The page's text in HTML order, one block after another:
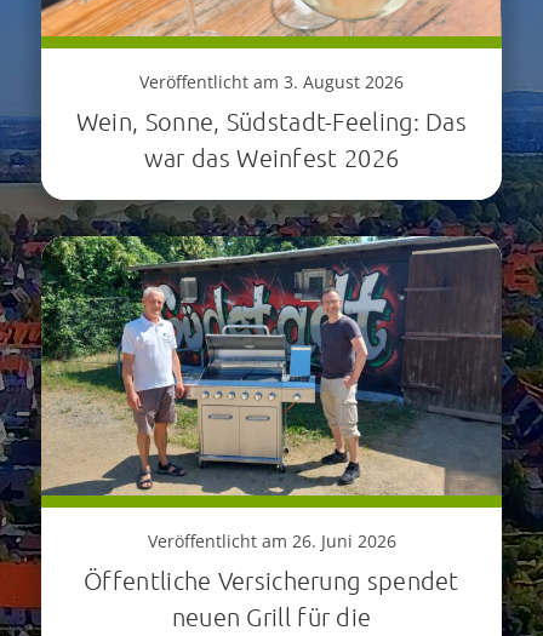
Veröffentlicht am 3. August 2026
Wein, Sonne, Südstadt-Feeling: Das
war das Weinfest 2026
Veröffentlicht am 26. Juni 2026
Öffentliche Versicherung spendet
neuen Grill für die